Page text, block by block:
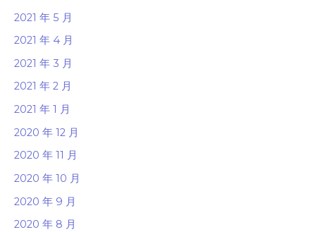
2021 年 5 月
2021 年 4 月
2021 年 3 月
2021 年 2 月
2021 年 1 月
2020 年 12 月
2020 年 11 月
2020 年 10 月
2020 年 9 月
2020 年 8 月